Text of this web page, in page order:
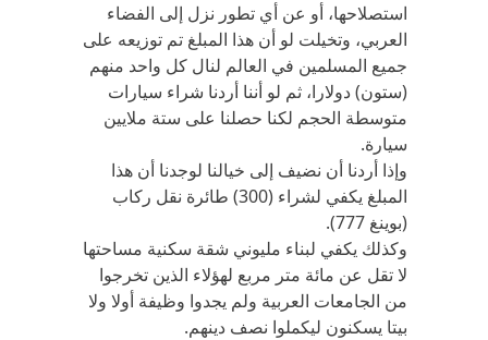
استصلاحها، أو عن أي تطور نزل إلى الفضاء
العربي، وتخيلت لو أن هذا المبلغ تم توزيعه على
جميع المسلمين في العالم لنال كل واحد منهم
(ستون) دولارا، ثم لو أننا أردنا شراء سيارات
متوسطة الحجم لكنا حصلنا على ستة ملايين
سيارة.
وإذا أردنا أن نضيف إلى خيالنا لوجدنا أن هذا
المبلغ يكفي لشراء (300) طائرة نقل ركاب
(بوينغ 777).
وكذلك يكفي لبناء مليوني شقة سكنية مساحتها
لا تقل عن مائة متر مربع لهؤلاء الذين تخرجوا
من الجامعات العربية ولم يجدوا وظيفة أولا ولا
بيتا يسكنون ليكملوا نصف دينهم.